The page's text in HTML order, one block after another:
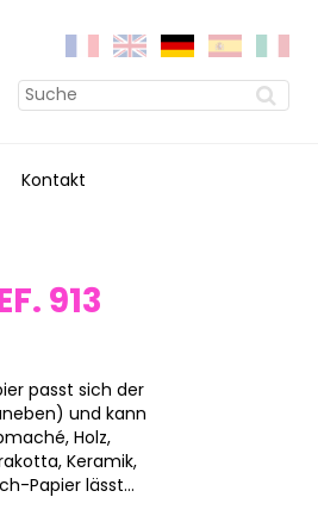
Kontakt
913
passt sich der
und kann
Holz,
Keramik,
Papier lässt...